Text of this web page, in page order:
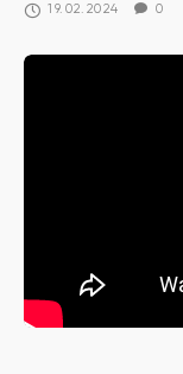
19.02.2024 0